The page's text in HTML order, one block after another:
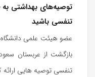
توصیه‌های بهداشتی به
تنفسی باشید
عضو هیئت علمی دانشگاه
بازگشت از عربستان
تنفسی توصیه هایی ارائه